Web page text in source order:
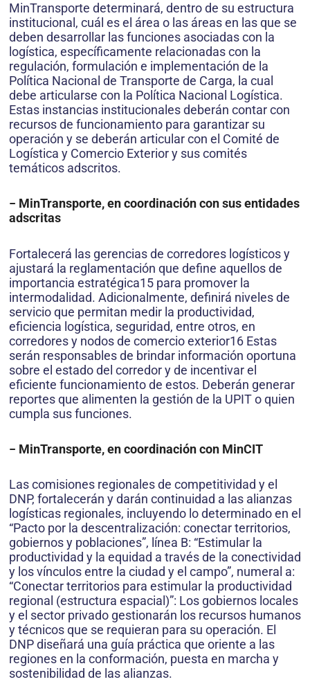
MinTransporte determinará, dentro de su estructura
institucional, cuál es el área o las áreas en las que se
deben desarrollar las funciones asociadas con la
logística, específicamente relacionadas con la
regulación, formulación e implementación de la
Política Nacional de Transporte de Carga, la cual
debe articularse con la Política Nacional Logística.
Estas instancias institucionales deberán contar con
recursos de funcionamiento para garantizar su
operación y se deberán articular con el Comité de
Logística y Comercio Exterior y sus comités
temáticos adscritos.
− MinTransporte, en coordinación con sus entidades
adscritas
Fortalecerá las gerencias de corredores logísticos y
ajustará la reglamentación que define aquellos de
importancia estratégica15 para promover la
intermodalidad. Adicionalmente, definirá niveles de
servicio que permitan medir la productividad,
eficiencia logística, seguridad, entre otros, en
corredores y nodos de comercio exterior16 Estas
serán responsables de brindar información oportuna
sobre el estado del corredor y de incentivar el
eficiente funcionamiento de estos. Deberán generar
reportes que alimenten la gestión de la UPIT o quien
cumpla sus funciones.
− MinTransporte, en coordinación con MinCIT
Las comisiones regionales de competitividad y el
DNP, fortalecerán y darán continuidad a las alianzas
logísticas regionales, incluyendo lo determinado en el
“Pacto por la descentralización: conectar territorios,
gobiernos y poblaciones”, línea B: “Estimular la
productividad y la equidad a través de la conectividad
y los vínculos entre la ciudad y el campo”, numeral a:
“Conectar territorios para estimular la productividad
regional (estructura espacial)”: Los gobiernos locales
y el sector privado gestionarán los recursos humanos
y técnicos que se requieran para su operación. El
DNP diseñará una guía práctica que oriente a las
regiones en la conformación, puesta en marcha y
sostenibilidad de las alianzas.